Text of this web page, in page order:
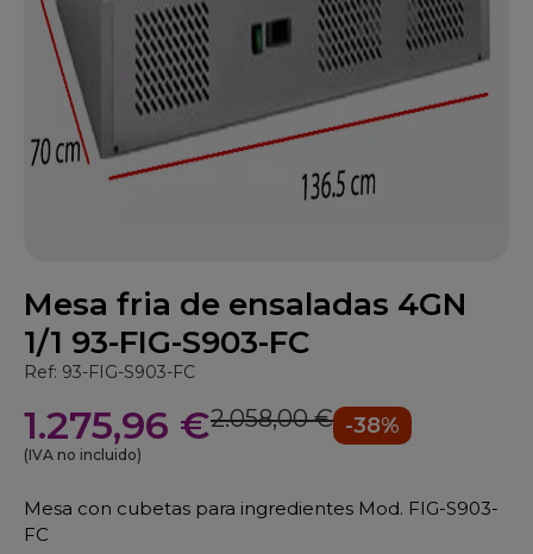
Mesa fria de ensaladas 4GN
1/1 93-FIG-S903-FC
Ref: 93-FIG-S903-FC
1.275,96 €2.058,00 € -38%
(IVA no incluido)
Mesa con cubetas para ingredientes Mod. FIG-S903-
FC